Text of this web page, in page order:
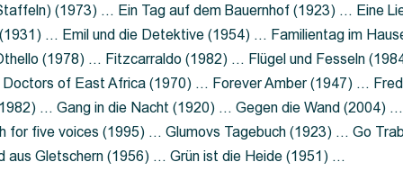
(1973) … Ein Tag auf dem Bauernhof (1923) … Eine
… Emil und die Detektive (1954) … Familientag im
(1978) … Fitzcarraldo (1982) … Flügel und Fesseln
Doctors of East Africa (1970) … Forever Amber (1947) …
… Gang in die Nacht (1920) … Gegen die Wand (2004) …
for five voices (1995) … Glumovs Tagebuch (1923) … Go
aus Gletschern (1956) … Grün ist die Heide (1951) …